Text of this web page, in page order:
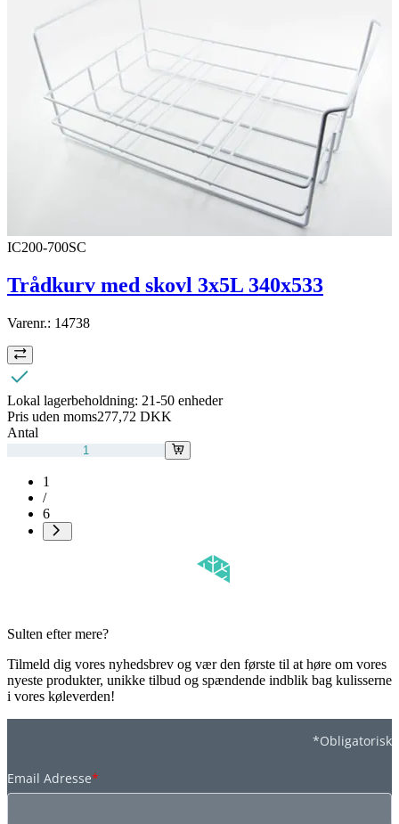
IC200-700SC
Trådkurv med skovl 3x5L 340x533
Varenr.: 14738
Lokal lagerbeholdning: 21-50 enheder
Pris uden moms277,72 DKK
Antal
1
/
6
Sulten efter mere?
Tilmeld dig vores nyhedsbrev og vær den første til at høre om vores
nyeste produkter, unikke tilbud og spændende indblik bag kulisserne
i vores køleverden!
*Obligatorisk
Email Adresse*